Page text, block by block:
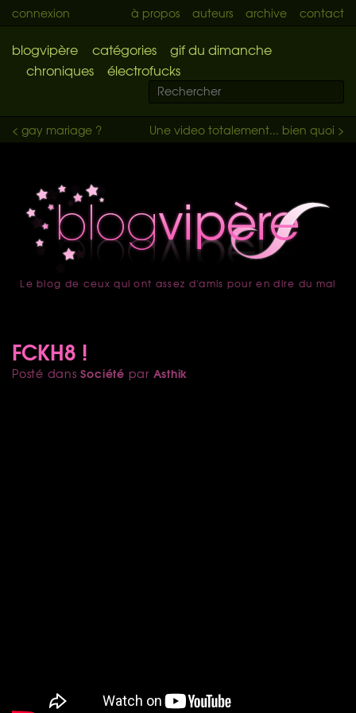
connexion à propos auteurs archive contact
blogvipère catégories
gif du dimanche
chroniques
électrofucks
Une video totalement... bien quoi >
< gay mariage ?
accueil
Le blog de ceux qui ont assez d'amis pour en dire du mal
FCKH8 !
Posté dansSociété par Asthik